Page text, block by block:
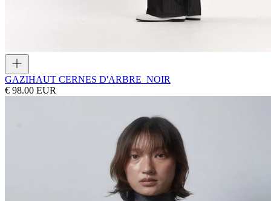
GAZIHAUT CERNES D'ARBRE_NOIR
€ 98.00 EUR